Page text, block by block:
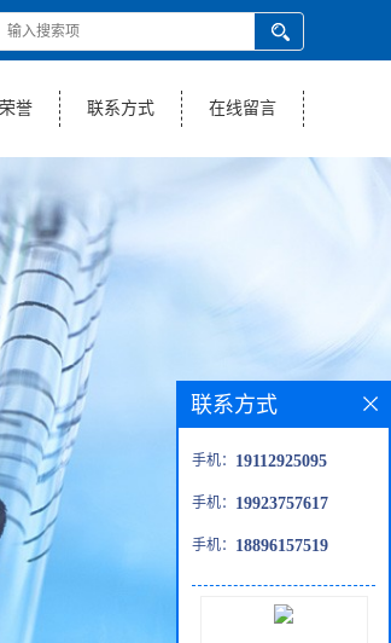
誉 联系方式 在线留言
联系方式
手机： 19112925095
手机： 19923757617
手机： 18896157519